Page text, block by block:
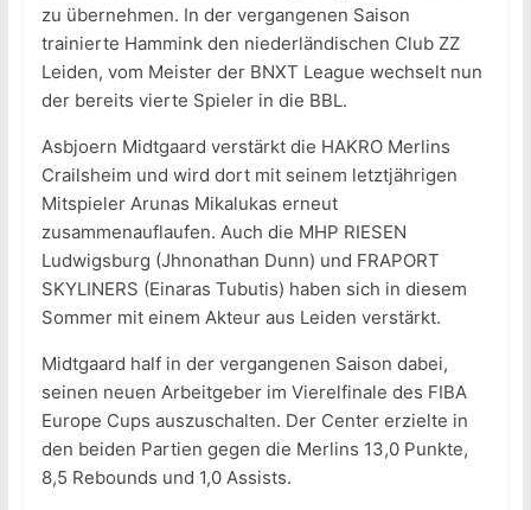
zu übernehmen. In der vergangenen Saison
trainierte Hammink den niederländischen Club ZZ
Leiden, vom Meister der BNXT League wechselt nun
der bereits vierte Spieler in die BBL.
Asbjoern Midtgaard verstärkt die HAKRO Merlins
Crailsheim und wird dort mit seinem letztjährigen
Mitspieler Arunas Mikalukas erneut
zusammenauflaufen. Auch die MHP RIESEN
Ludwigsburg (Jhnonathan Dunn) und FRAPORT
SKYLINERS (Einaras Tubutis) haben sich in diesem
Sommer mit einem Akteur aus Leiden verstärkt.
Midtgaard half in der vergangenen Saison dabei,
seinen neuen Arbeitgeber im Vierelfinale des FIBA
Europe Cups auszuschalten. Der Center erzielte in
den beiden Partien gegen die Merlins 13,0 Punkte,
8,5 Rebounds und 1,0 Assists.